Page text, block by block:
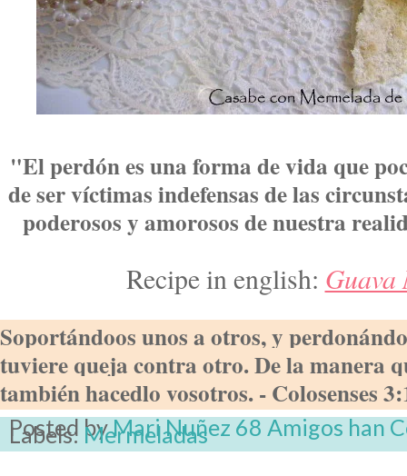
"El perdón es una forma de vida que
de ser víctimas indefensas de las
poderosos y amorosos de nuestra
Recipe in english: Guava
Soportándoos unos a otros, y
tuviere queja contra otro. De la manera
también hacedlo vosotros.- Colosenses
Posted byMari Nuñez 68 Amigos han
Labels: Mermeladas